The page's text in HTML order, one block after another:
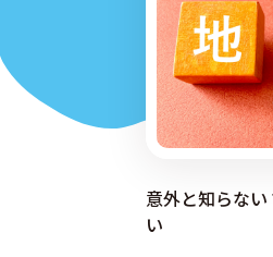
意外と知らな
い